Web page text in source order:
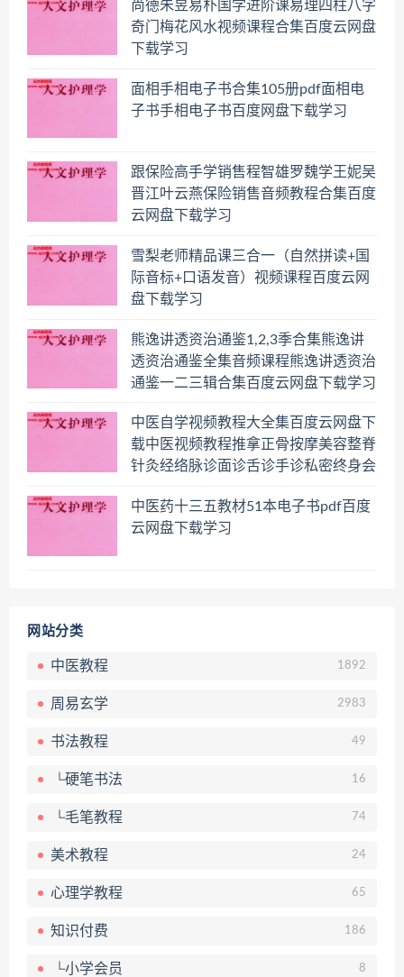
尚德朱昱易朴国学进阶课易理四柱八字
奇门梅花风水视频课程合集百度云网盘
下载学习
面相手相电子书合集105册pdf面相电
子书手相电子书百度网盘下载学习
跟保险高手学销售程智雄罗魏学王妮吴
晋江叶云燕保险销售音频教程合集百度
云网盘下载学习
雪梨老师精品课三合一（自然拼读+国
际音标+口语发音）视频课程百度云网
盘下载学习
熊逸讲透资治通鉴1,2,3季合集熊逸讲
透资治通鉴全集音频课程熊逸讲透资治
通鉴一二三辑合集百度云网盘下载学习
中医自学视频教程大全集百度云网盘下
载中医视频教程推拿正骨按摩美容整脊
针灸经络脉诊面诊舌诊手诊私密终身会
中医药十三五教材51本电子书pdf百度
云网盘下载学习
网站分类
中医教程 1892
周易玄学 2983
书法教程 49
└硬笔书法 16
└毛笔教程 74
美术教程 24
心理学教程 65
知识付费 186
└小学会员 8